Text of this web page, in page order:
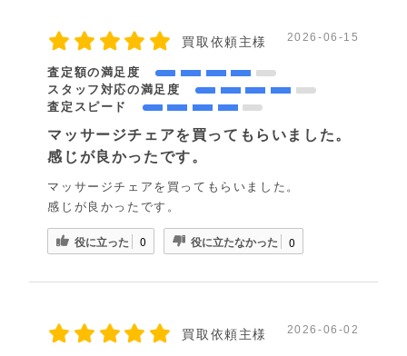
買取依頼主様 2026-06-15
査定額の満足度
スタッフ対応の満足度
査定スピード
マッサージチェアを買ってもらいました。
感じが良かったです。
マッサージチェアを買ってもらいました。
感じが良かったです。
役に立った 0 役に立たなかった 0
買取依頼主様 2026-06-02